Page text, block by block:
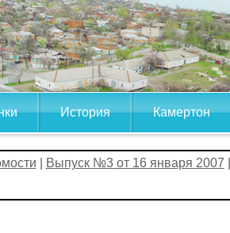
История Камертон
Выпуск №3 от 16 января 2007